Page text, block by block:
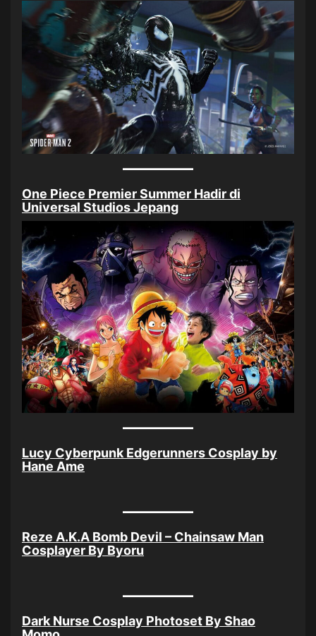
One Piece Premier Summer Hadir di
Universal Studios Jepang
Lucy Cyberpunk Edgerunners Cosplay by
Hane Ame
Reze A.K.A Bomb Devil – Chainsaw Man
Cosplayer By Byoru
Dark Nurse Cosplay Photoset By Shao